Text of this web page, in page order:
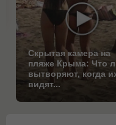
Скрытая камера на
пляже Крыма: Что
вытворяют, когда
видят...